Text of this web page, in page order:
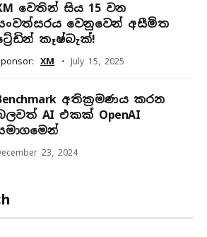
වෙතින් සිය 15 වන
වෙනුවෙන් අසීමිත
කෑෂ්බැක්!
XM July 15, 2025
අතික්‍රමණය කරන
AI එකක් OpenAI
23, 2024